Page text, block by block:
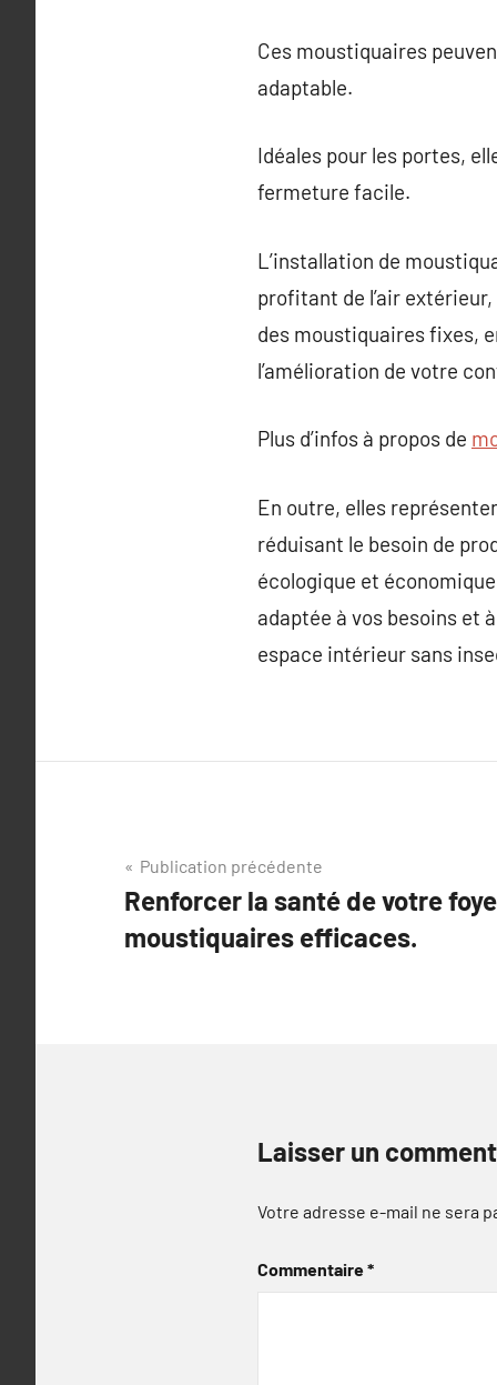
Ces moustiquaires
adaptable.
Idéales pour les portes,
fermeture facile.
L’installation de
profitant de l’air
des moustiquaires fixes,
l’amélioration de votre
Plus d’infos à propos de
En outre, elles
réduisant le besoin de
écologique et
adaptée à vos besoins et
espace intérieur sans
Navigation
de
l’article
Publication précédente
Renforcer la santé de votre
moustiquaires efficaces.
Laisser un
Votre adresse e-mail ne sera
Commentaire*